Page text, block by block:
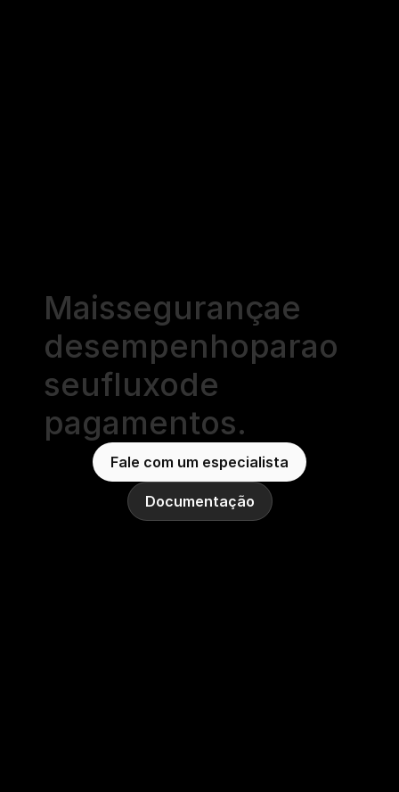
Maissegurançae
desempenhoparao
seufluxode
pagamentos.
Fale com um especialista
Documentação